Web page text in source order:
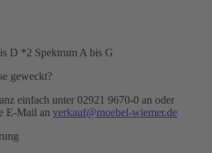
D *2 Spektrum A bis G
geweckt?
einfach unter 02921 9670-0 an oder
E-Mail an verkauf@moebel-wiemer.de